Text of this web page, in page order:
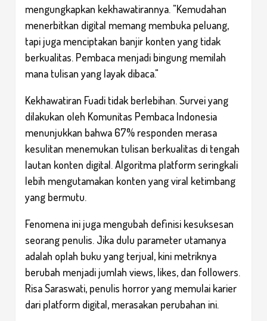
mengungkapkan kekhawatirannya. "Kemudahan
menerbitkan digital memang membuka peluang,
tapi juga menciptakan banjir konten yang tidak
berkualitas. Pembaca menjadi bingung memilah
mana tulisan yang layak dibaca."
Kekhawatiran Fuadi tidak berlebihan. Survei yang
dilakukan oleh Komunitas Pembaca Indonesia
menunjukkan bahwa 67% responden merasa
kesulitan menemukan tulisan berkualitas di tengah
lautan konten digital. Algoritma platform seringkali
lebih mengutamakan konten yang viral ketimbang
yang bermutu.
Fenomena ini juga mengubah definisi kesuksesan
seorang penulis. Jika dulu parameter utamanya
adalah oplah buku yang terjual, kini metriknya
berubah menjadi jumlah views, likes, dan followers.
Risa Saraswati, penulis horror yang memulai karier
dari platform digital, merasakan perubahan ini.